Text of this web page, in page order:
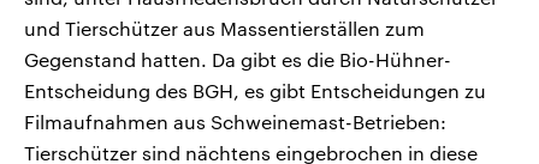
und Tierschützer aus Massentierställen zum
Gegenstand hatten. Da gibt es die Bio-Hühner-
Entscheidung des BGH, es gibt Entscheidungen zu
Filmaufnahmen aus Schweinemast-Betrieben:
Tierschützer sind nächtens eingebrochen in diese